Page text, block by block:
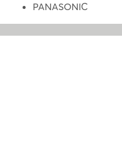
PANASONIC